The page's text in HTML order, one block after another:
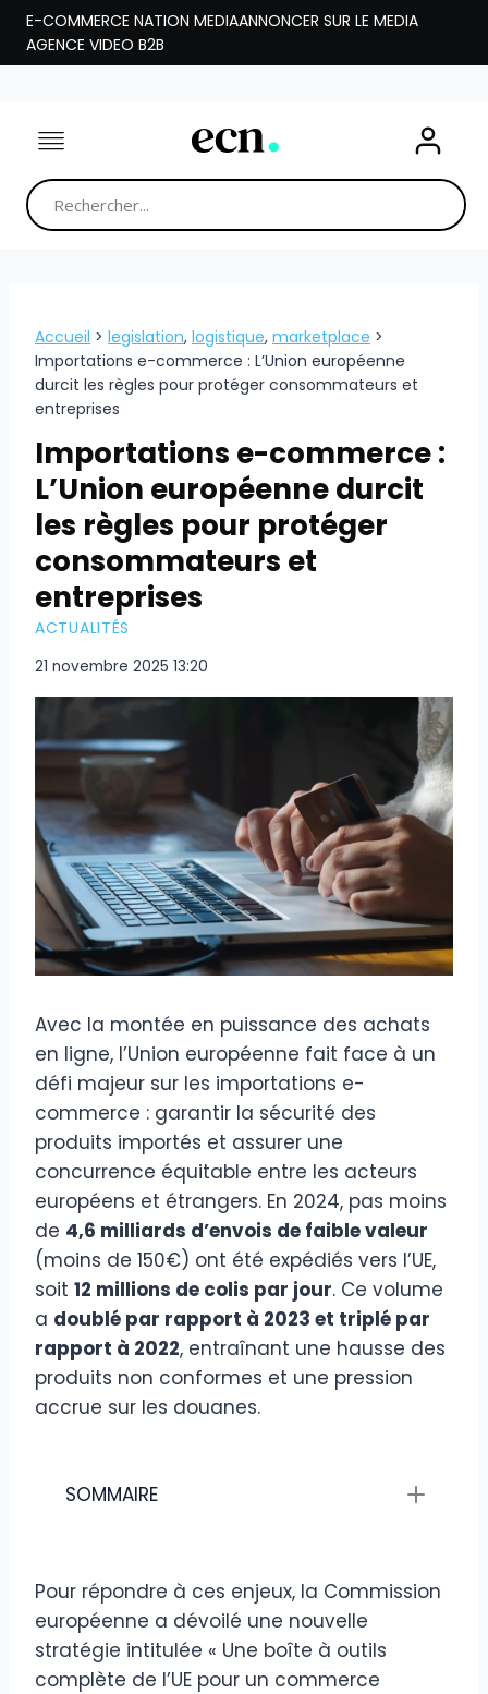
Aller
contenu
E-COMMERCE NATION MEDIAANNONCER SUR LE MEDIA
AGENCE VIDEO B2B
Accueil > legislation, logistique, marketplace >
Importations e-commerce : L’Union européenne
durcit les règles pour protéger consommateurs et
entreprises
Importations e-commerce :
L’Union européenne durcit
les règles pour protéger
consommateurs et
entreprises
ACTUALITÉS
21 novembre 2025 13:20
Avec la montée en puissance des achats
en ligne, l’Union européenne fait face à un
défi majeur sur les importations e-
commerce : garantir la sécurité des
produits importés et assurer une
concurrence équitable entre les acteurs
européens et étrangers. En 2024, pas moins
de 4,6 milliards d’envois de faible valeur
(moins de 150€) ont été expédiés vers l’UE,
soit 12 millions de colis par jour. Ce volume
a doublé par rapport à 2023 et triplé par
rapport à 2022, entraînant une hausse des
produits non conformes et une pression
accrue sur les douanes.
SOMMAIRE
Pour répondre à ces enjeux, la Commission
européenne a dévoilé une nouvelle
stratégie intitulée « Une boîte à outils
complète de l’UE pour un commerce